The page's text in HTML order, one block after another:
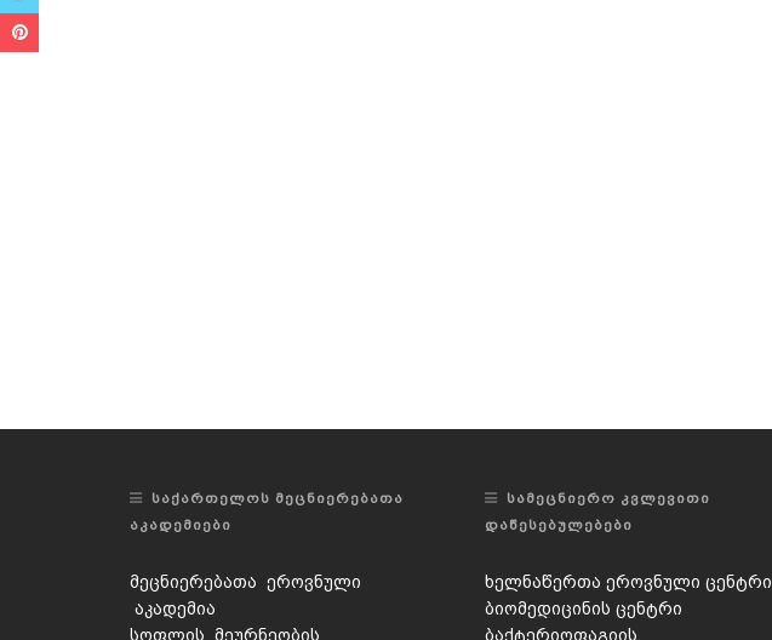
ᲡᲐᲥᲐᲠᲗᲔᲚᲝᲡ ᲛᲔᲪᲜᲘᲔᲠᲔᲑᲐᲗᲐ
ᲐᲙᲐᲓᲔᲛᲘᲔᲑᲘ
მეცნიერებათა ეროვნული
აკადემია
სოფლის მეურნეობის
ᲡᲐᲛᲔᲪᲜᲘᲔᲠᲝ ᲙᲕᲚᲔᲕᲘᲗᲘ
ᲓᲐᲬᲔᲡᲔᲑᲣᲚᲔᲑᲔᲑᲘ
ხელნაწერთა ეროვნული ცენტრი
ბიომედიცინის ცენტრი
ბაქტერიოფაგიის,